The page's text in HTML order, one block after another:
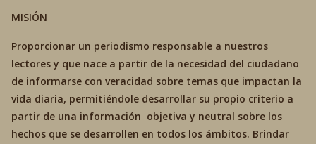
MISIÓN
Proporcionar un periodismo responsable a nuestros
lectores y que nace a partir de la necesidad del ciudadano
de informarse con veracidad sobre temas que impactan la
vida diaria, permitiéndole desarrollar su propio criterio a
partir de una información objetiva y neutral sobre los
hechos que se desarrollen en todos los ámbitos. Brindar